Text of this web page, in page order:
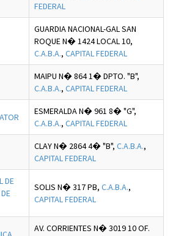
FEDERAL
GUARDIA NACIONAL-GAL SAN
ROQUE N� 1424 LOCAL 10,
C.A.B.A., CAPITAL FEDERAL
MAIPU N� 864 1� DPTO. "B",
C.A.B.A., CAPITAL FEDERAL
ESMERALDA N� 961 8� "G",
C.A.B.A., CAPITAL FEDERAL
CLAY N� 2864 4� "B", C.A.B.A.,
CAPITAL FEDERAL
DE
SOLIS N� 317 PB, C.A.B.A.,
CAPITAL FEDERAL
AV. CORRIENTES N� 3019 10 OF.